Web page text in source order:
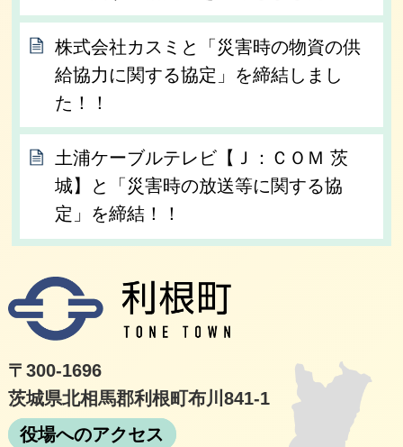
株式会社カスミと「災害時の物資の供
給協力に関する協定」を締結しまし
た！！
土浦ケーブルテレビ【Ｊ：ＣＯＭ 茨
城】と「災害時の放送等に関する協
定」を締結！！
〒300-1696
茨城県北相馬郡利根町布川841-1
役場へのアクセス